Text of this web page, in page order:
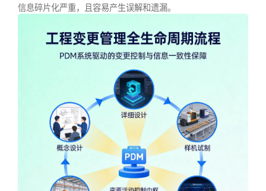
信息碎片化严重，且容易产生误解和遗漏。